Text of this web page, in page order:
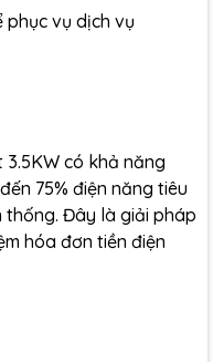
phục vụ dịch vụ
3.5KW có khả năng
75% điện năng tiêu
thống. Đây là giải pháp
hóa đơn tiền điện